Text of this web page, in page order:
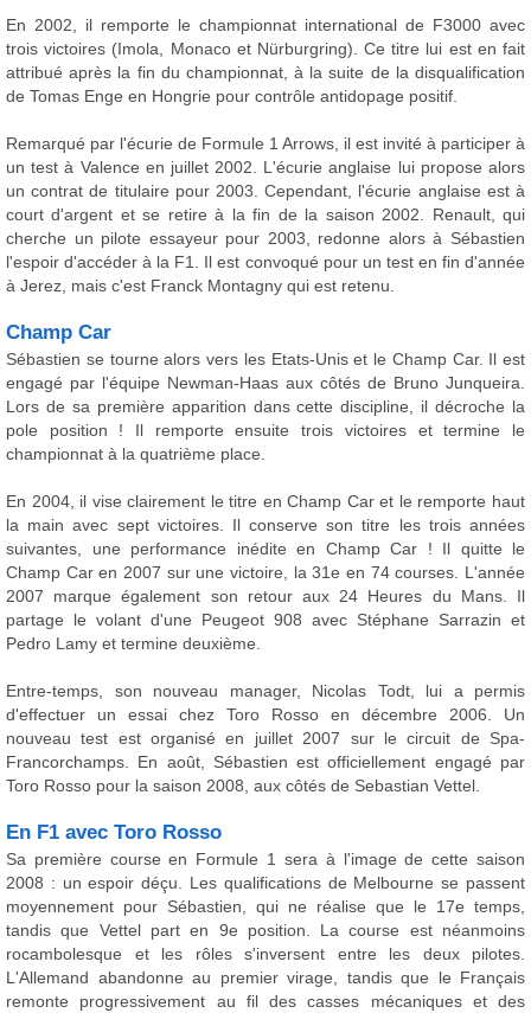
En 2002, il remporte le championnat international de F3000 avec
trois victoires (Imola, Monaco et Nürburgring). Ce titre lui est en fait
attribué après la fin du championnat, à la suite de la disqualification
de Tomas Enge en Hongrie pour contrôle antidopage positif.
Remarqué par l'écurie de Formule 1 Arrows, il est invité à participer à
un test à Valence en juillet 2002. L'écurie anglaise lui propose alors
un contrat de titulaire pour 2003. Cependant, l'écurie anglaise est à
court d'argent et se retire à la fin de la saison 2002. Renault, qui
cherche un pilote essayeur pour 2003, redonne alors à Sébastien
l'espoir d'accéder à la F1. Il est convoqué pour un test en fin d'année
à Jerez, mais c'est Franck Montagny qui est retenu.
Champ Car
Sébastien se tourne alors vers les Etats-Unis et le Champ Car. Il est
engagé par l'équipe Newman-Haas aux côtés de Bruno Junqueira.
Lors de sa première apparition dans cette discipline, il décroche la
pole position ! Il remporte ensuite trois victoires et termine le
championnat à la quatrième place.
En 2004, il vise clairement le titre en Champ Car et le remporte haut
la main avec sept victoires. Il conserve son titre les trois années
suivantes, une performance inédite en Champ Car ! Il quitte le
Champ Car en 2007 sur une victoire, la 31e en 74 courses. L'année
2007 marque également son retour aux 24 Heures du Mans. Il
partage le volant d'une Peugeot 908 avec Stéphane Sarrazin et
Pedro Lamy et termine deuxième.
Entre-temps, son nouveau manager, Nicolas Todt, lui a permis
d'effectuer un essai chez Toro Rosso en décembre 2006. Un
nouveau test est organisé en juillet 2007 sur le circuit de Spa-
Francorchamps. En août, Sébastien est officiellement engagé par
Toro Rosso pour la saison 2008, aux côtés de Sebastian Vettel.
En F1 avec Toro Rosso
Sa première course en Formule 1 sera à l'image de cette saison
2008 : un espoir déçu. Les qualifications de Melbourne se passent
moyennement pour Sébastien, qui ne réalise que le 17e temps,
tandis que Vettel part en 9e position. La course est néanmoins
rocambolesque et les rôles s'inversent entre les deux pilotes.
L'Allemand abandonne au premier virage, tandis que le Français
remonte progressivement au fil des casses mécaniques et des